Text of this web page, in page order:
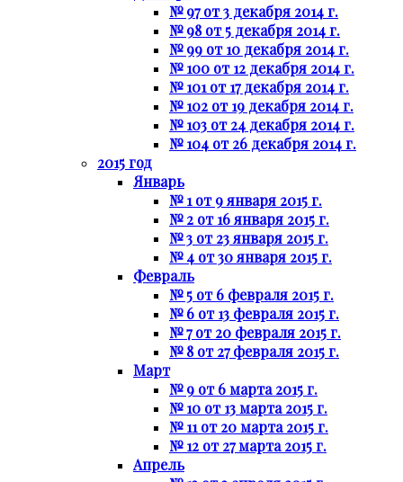
№ 97 от 3 декабря 2014 г.
№ 98 от 5 декабря 2014 г.
№ 99 от 10 декабря 2014 г.
№ 100 от 12 декабря 2014 г.
№ 101 от 17 декабря 2014 г.
№ 102 от 19 декабря 2014 г.
№ 103 от 24 декабря 2014 г.
№ 104 от 26 декабря 2014 г.
2015 год
Январь
№ 1 от 9 января 2015 г.
№ 2 от 16 января 2015 г.
№ 3 от 23 января 2015 г.
№ 4 от 30 января 2015 г.
Февраль
№ 5 от 6 февраля 2015 г.
№ 6 от 13 февраля 2015 г.
№ 7 от 20 февраля 2015 г.
№ 8 от 27 февраля 2015 г.
Март
№ 9 от 6 марта 2015 г.
№ 10 от 13 марта 2015 г.
№ 11 от 20 марта 2015 г.
№ 12 от 27 марта 2015 г.
Апрель